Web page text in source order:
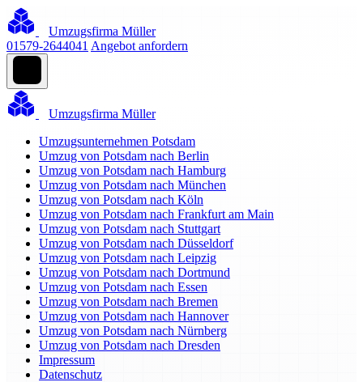
Umzugsfirma Müller
01579-2644041 Angebot anfordern
Umzugsfirma Müller
Umzugsunternehmen Potsdam
Umzug von Potsdam nach Berlin
Umzug von Potsdam nach Hamburg
Umzug von Potsdam nach München
Umzug von Potsdam nach Köln
Umzug von Potsdam nach Frankfurt am Main
Umzug von Potsdam nach Stuttgart
Umzug von Potsdam nach Düsseldorf
Umzug von Potsdam nach Leipzig
Umzug von Potsdam nach Dortmund
Umzug von Potsdam nach Essen
Umzug von Potsdam nach Bremen
Umzug von Potsdam nach Hannover
Umzug von Potsdam nach Nürnberg
Umzug von Potsdam nach Dresden
Impressum
Datenschutz